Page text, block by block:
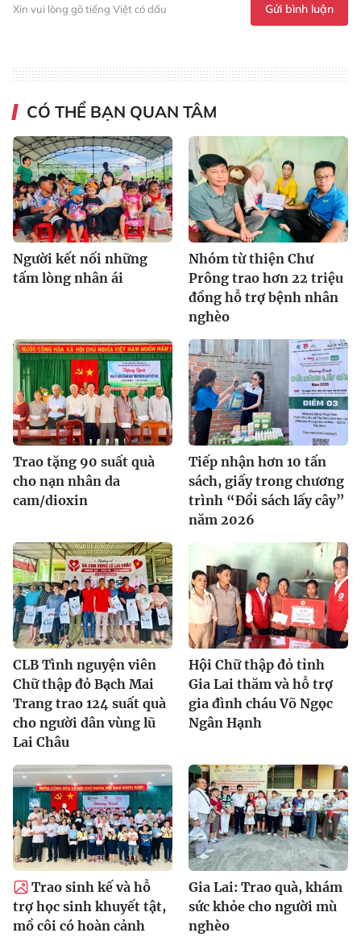
Xin vui lòng gõ tiếng Việt có dấu Gửi bình luận
CÓ THỂ BẠN QUAN TÂM
Người kết nối những
tấm lòng nhân ái
Nhóm từ thiện Chư
Prông trao hơn 22 triệu
đồng hỗ trợ bệnh nhân
nghèo
Trao tặng 90 suất quà
cho nạn nhân da
cam/dioxin
Tiếp nhận hơn 10 tấn
sách, giấy trong chương
trình “Đổi sách lấy cây”
năm 2026
CLB Tình nguyện viên
Chữ thập đỏ Bạch Mai
Trang trao 124 suất quà
cho người dân vùng lũ
Lai Châu
Hội Chữ thập đỏ tỉnh
Gia Lai thăm và hỗ trợ
gia đình cháu Võ Ngọc
Ngân Hạnh
Trao sinh kế và hỗ
trợ học sinh khuyết tật,
mồ côi có hoàn cảnh
Gia Lai: Trao quà, khám
sức khỏe cho người mù
nghèo